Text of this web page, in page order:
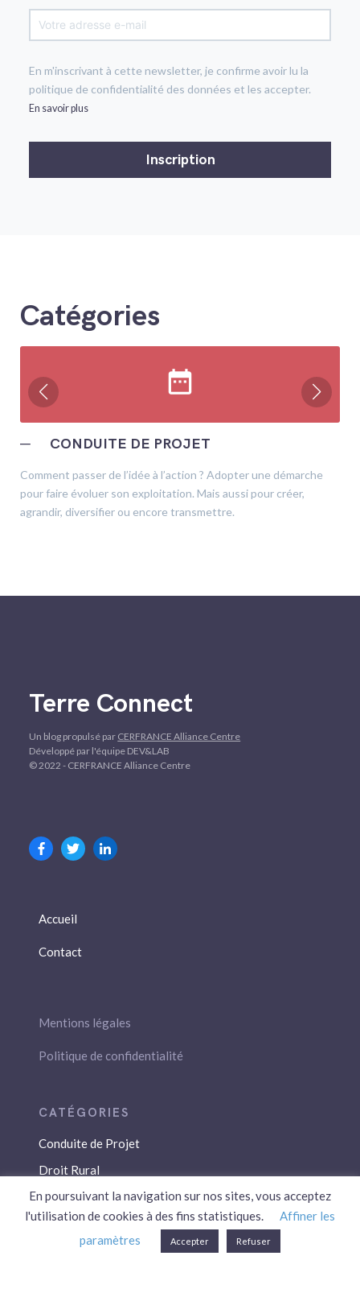
En m'inscrivant à cette newsletter, je confirme avoir lu la
politique de confidentialité des données et les accepter.
En savoir plus
Catégories
date_range
─ CONDUITE DE PROJET
Comment passer de l’idée à l’action ? Adopter une démarche
pour faire évoluer son exploitation. Mais aussi pour créer,
agrandir, diversifier ou encore transmettre.
Terre Connect
Un blog propulsé par CERFRANCE Alliance Centre
Développé par l'équipe DEV&LAB
© 2022 - CERFRANCE Alliance Centre
Accueil
Contact
Mentions légales
Politique de confidentialité
Conduite de Projet
Droit Rural
Droit Social
Économie / Gestion
Environnement
En poursuivant la navigation sur nos sites, vous acceptez
l'utilisation de cookies à des fins statistiques.
Affiner les
paramètres
Accepter Refuser